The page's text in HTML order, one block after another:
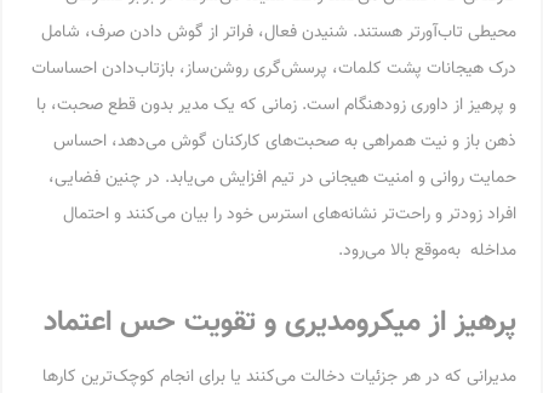
محیطی تاب‌آورتر هستند. شنیدن فعال، فراتر از گوش دادن صرف، شامل
درک هیجانات پشت کلمات، پرسش‌گری روشن‌ساز، بازتاب‌دادن احساسات
و پرهیز از داوری زودهنگام است. زمانی که یک مدیر بدون قطع صحبت، با
ذهن باز و نیت همراهی به صحبت‌های کارکنان گوش می‌دهد، احساس
حمایت روانی و امنیت هیجانی در تیم افزایش می‌یابد. در چنین فضایی،
افراد زودتر و راحت‌تر نشانه‌های استرس خود را بیان می‌کنند و احتمال
مداخله به‌موقع بالا می‌رود.
پرهیز از میکرومدیری و تقویت حس اعتماد
مدیرانی که در هر جزئیات دخالت می‌کنند یا برای انجام کوچک‌ترین کارها